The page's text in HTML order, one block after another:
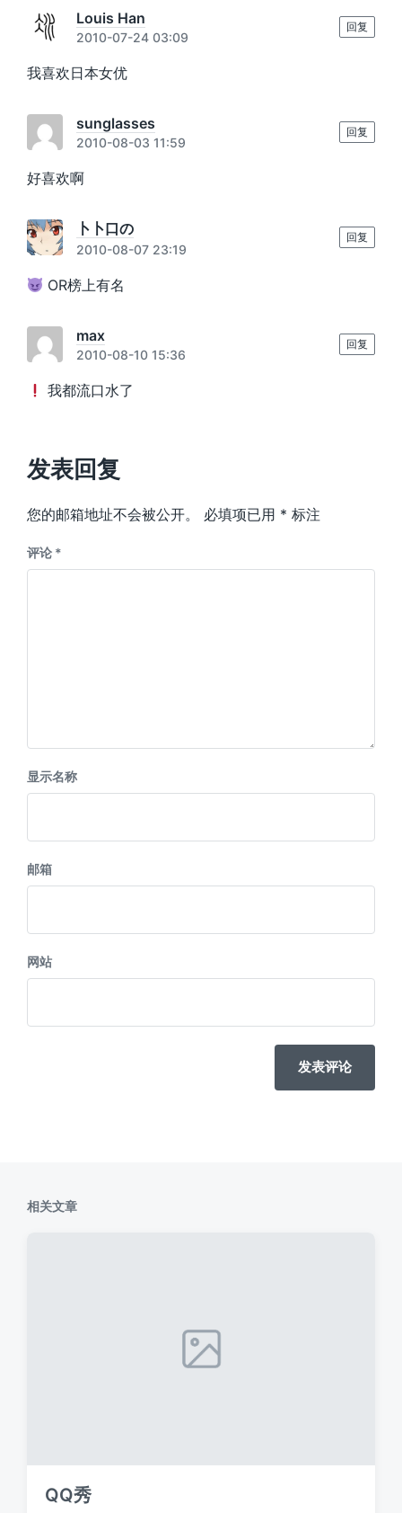
Louis Han
2010-07-24 03:09
我喜欢日本女优
回复
sunglasses
2010-08-03 11:59
好喜欢啊
回复
卜卜口の
2010-08-07 23:19
OR榜上有名
回复
max
2010-08-10 15:36
我都流口水了
回复
发表回复
您的邮箱地址不会被公开。 必填项已用 * 标注
评论 *
显示名称
邮箱
网站
相关文章
QQ秀